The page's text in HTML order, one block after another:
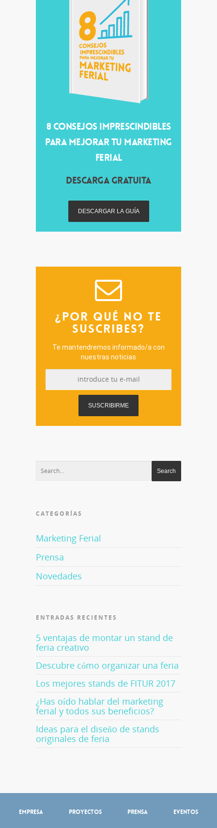
8 CONSEJOS IMPRESCINDIBLES
PARA MEJORAR TU MARKETING
FERIAL
DESCARGA GRATUITA
¿POR QUÉ NO TE
SUSCRIBES?
Te mantendremos informado/a con
nuestras noticias
CATEGORÍAS
Marketing Ferial
Prensa
Novedades
ENTRADAS RECIENTES
5 ventajas de montar un stand de
feria creativo
Descubre cómo organizar una feria
Los mejores stands de FITUR 2017
¿Has oído hablar del marketing
ferial y todos sus beneficios?
Ideas para el diseño de stands
originales de feria
Empresa Proyectos Prensa Eventos